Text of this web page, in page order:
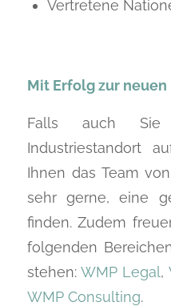
Vertretene
Mit Erfolg zur
Falls auch
Industriestandort
Ihnen das Team
sehr gerne, eine
finden. Zudem
folgenden
stehen: WMP Legal,
WMP Consulting.